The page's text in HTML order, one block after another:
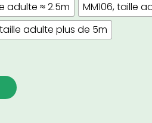
adulte ≈ 2.5m
MM106, taille
adulte plus de 5m